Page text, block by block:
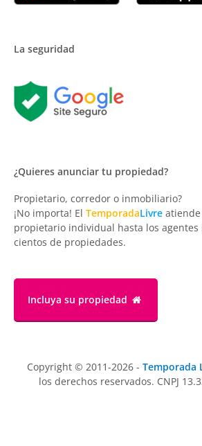
La seguridad
¿Quieres anunciar tu propiedad?
Propietario, corredor o inmobiliario?
¡No importa! El TemporadaLivre
propietario individual hasta los
cientos de propiedades.
Incluya su propiedad
Copyright © 2011-2026 - Temporada
los derechos reservados. CNPJ